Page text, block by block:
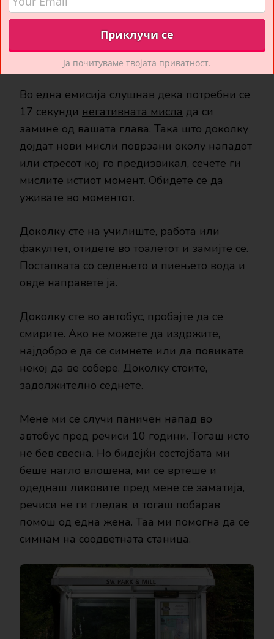
Во една емисија слушнав дека потребни се
17 секунди негативната мисла да си
замине од вашата глава. Така што доколку
дојдат нови мисли поврзани околу нападот
или стресот кој го предизвикал, сечете ги
мислите истиот момент. Обидете се да
уживате во моментот.
Доколку сте на училиште, работа или
факултет, отидете во тоалетот и замијте се.
Постапката со седењето и пиењето вода и
овде направете ја.
Доколку сте во автобус, пробајте да се
смирите. Ако не можете да издржите,
најдобро е да се симнете или да повикате
некој да ве собере. Доколку стоите,
задолжително седнете.
Мене ми се случи паничен напад во
автобус пред речиси 10 години. Тогаш исто
не бев свесна. Но бидејќи состојбата ми
беше нагло влошена, ми се вртеше и
одеднаш ликовите пред мене се заматија,
речиси не ги гледав, и тогаш побарав
помош од една жена. Таа ми помогна да се
симнам на соодветната станица.
Ја почитуваме твојата приватност.